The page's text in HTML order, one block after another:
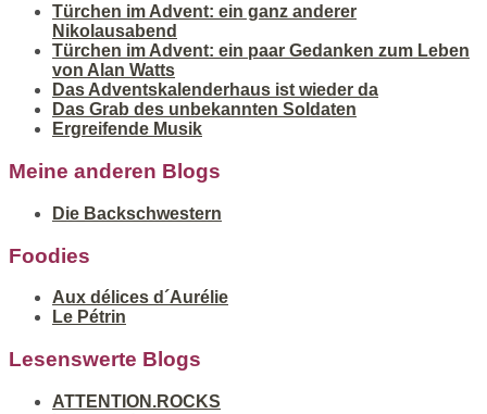
Türchen im Advent: ein ganz anderer
Nikolausabend
Türchen im Advent: ein paar Gedanken zum Leben
von Alan Watts
Das Adventskalenderhaus ist wieder da
Das Grab des unbekannten Soldaten
Ergreifende Musik
Meine anderen Blogs
Die Backschwestern
Foodies
Aux délices d´Aurélie
Le Pétrin
Lesenswerte Blogs
ATTENTION.ROCKS